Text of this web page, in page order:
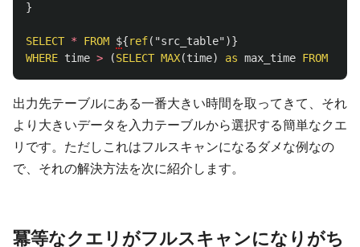
}
SELECT * FROM ${ref( "src_table")}
WHERE time > (SELECT MAX(time) as max_time FROM
出力先テーブルにある一番大きい時間を取ってきて、それ
より大きいデータを入力テーブルから選択する簡単なクエ
リです。ただしこれはフルスキャンになるダメな例なの
で、それの解決方法を次に紹介します。
冪等なクエリがフルスキャンになりがち